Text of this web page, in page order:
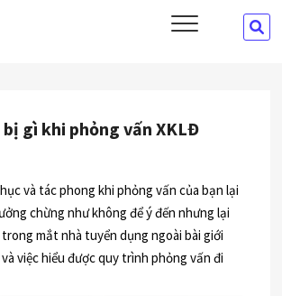
CỔ PHẦN ĐÀO TẠO VÀ CUNG ỨNG NHÂN LỰC HTCS
bị gì khi phỏng vấn XKLĐ
và tác phong khi phỏng vấn của bạn lại
chừng như không để ý đến nhưng lại
mắt nhà tuyển dụng ngoài bài giới
việc hiểu được quy trình phỏng vấn đi